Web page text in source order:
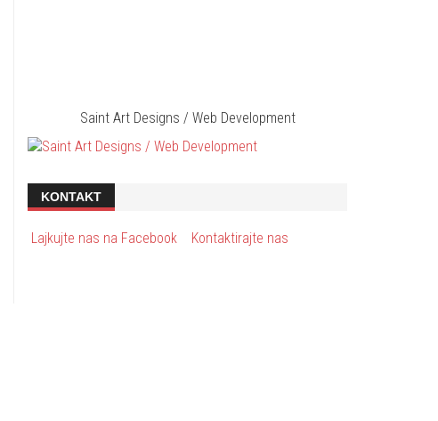
Saint Art Designs / Web Development
KONTAKT
Lajkujte nas na Facebook Kontaktirajte nas